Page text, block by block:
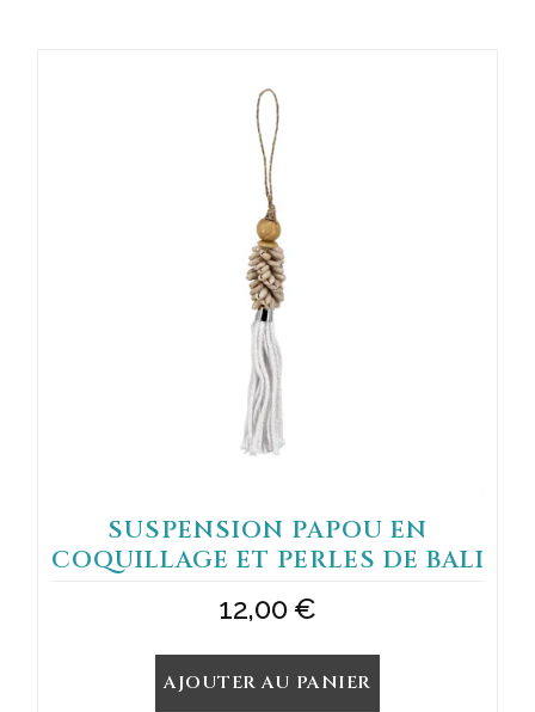
SUSPENSION PAPOU EN
COQUILLAGE ET PERLES DE BALI
12,00€
AJOUTER AU PANIER